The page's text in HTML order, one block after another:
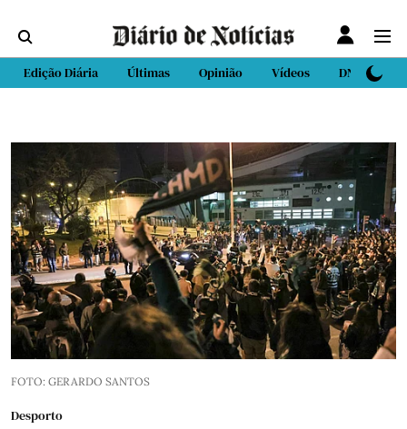
Edição Diária Últimas Opinião Vídeos DN Sport
FOTO: GERARDO SANTOS
Desporto